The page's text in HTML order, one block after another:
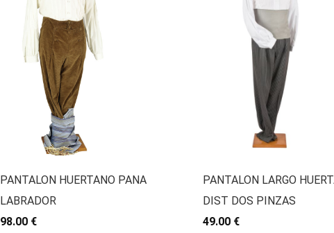
PANTALON HUERTANO PANA
LABRADOR
98.00 €
PANTALON LARGO
DIST DOS PINZAS
49.00 €